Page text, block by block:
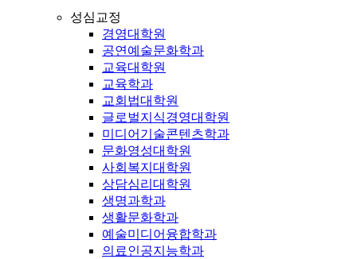
성심교정
경영대학원
공연예술문화학과
교육대학원
교육학과
교회법대학원
글로벌지식경영대학원
미디어기술콘텐츠학과
문화영성대학원
사회복지대학원
상담심리대학원
생명과학과
생활문화학과
예술미디어융합학과
의료인공지능학과